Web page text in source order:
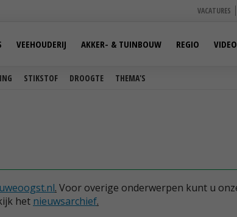
VACATURES
STIKSTOF DROOGTE THEMA'S
VEEHOUDERIJ AKKER- & TUINBOUW REGIO VIDEO
. Voor overige onderwerpen kunt u
het nieuwsarchief.